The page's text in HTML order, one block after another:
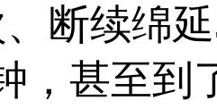
断续绵
，甚至到